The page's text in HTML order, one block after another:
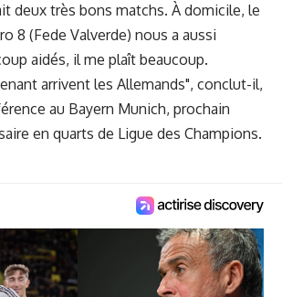
deux très bons matchs. À domicile, le
8 (Fede Valverde) nous a aussi
aidés, il me plaît beaucoup.
arrivent les Allemands", conclut-il,
au Bayern Munich, prochain
en quarts de Ligue des Champions.